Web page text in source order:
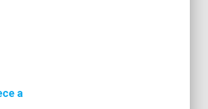
a